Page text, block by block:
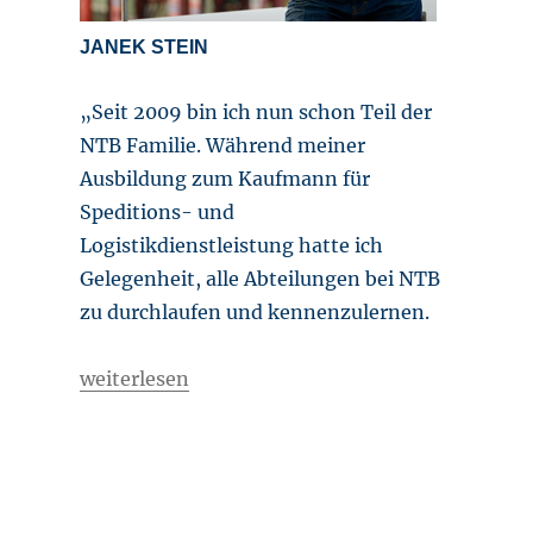
JANEK STEIN
„Seit 2009 bin ich nun schon Teil der
NTB Familie. Während meiner
Ausbildung zum Kaufmann für
Speditions- und
Logistikdienstleistung hatte ich
Gelegenheit, alle Abteilungen bei NTB
zu durchlaufen und kennenzulernen.
„Interessanter Spielraum – und einmalige
weiterlesen